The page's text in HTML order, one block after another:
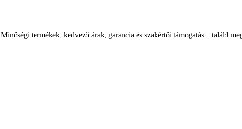
termékek, kedvező árak, garancia és szakértői támogatás – találd